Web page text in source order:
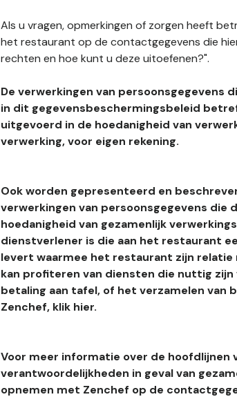
Als u vragen, opmerkingen of zorgen heeft
het restaurant op de contactgegevens die
rechten en hoe kunt u deze uitoefenen?".
De verwerkingen van persoonsgegevens
in dit gegevensbeschermingsbeleid
uitgevoerd in de hoedanigheid van
verwerking, voor eigen rekening.
Ook worden gepresenteerd en
verwerkingen van persoonsgegevens
hoedanigheid van gezamenlijk
dienstverlener is die aan het restaurant
levert waarmee het restaurant zijn
kan profiteren van diensten die nuttig
betaling aan tafel, of het verzamelen van
Zenchef, klik hier.
Voor meer informatie over de hoofdlijnen
verantwoordelijkheden in geval van
opnemen met Zenchef op de